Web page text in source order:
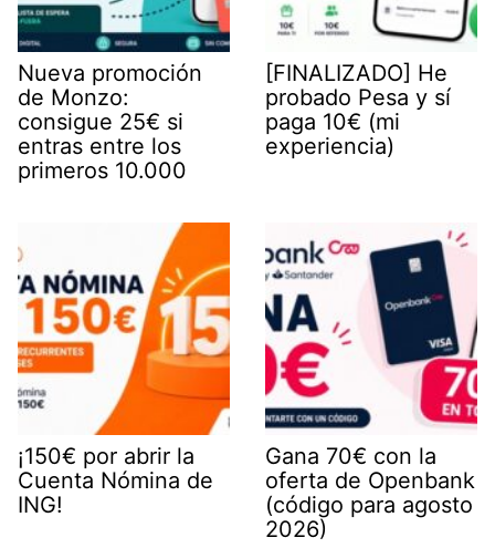
Nueva promoción
de Monzo:
consigue 25€ si
entras entre los
primeros 10.000
[FINALIZADO] He
probado Pesa y sí
paga 10€ (mi
experiencia)
¡150€ por abrir la
Cuenta Nómina de
ING!
Gana 70€ con la
oferta de Openbank
(código para agosto
2026)